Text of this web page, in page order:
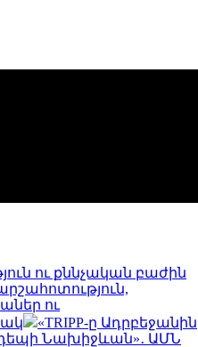
ու քննչական բաժին
ու
«TRIPP-ը Ադրբեջանին
Նախիջևան»․ ԱՄՆ